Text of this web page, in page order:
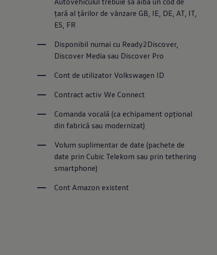
țară al țărilor de vânzare GB, IE, DE, AT, IT,
ES, FR
Disponibil numai cu Ready2Discover,
Discover Media sau Discover Pro
Cont de utilizator Volkswagen ID
Contract activ We Connect
Comanda vocală (ca echipament opțional
din fabrică sau modernizat)
Volum suplimentar de date (pachete de
date prin Cubic Telekom sau prin tethering
smartphone)
Cont Amazon existent